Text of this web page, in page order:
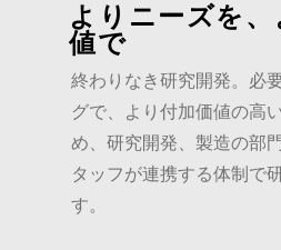
よりニーズを
値で
終わりなき研究開発。必
グで、より付加価値の高
め、研究開発、製造の部
タッフが連携する体制で
す。